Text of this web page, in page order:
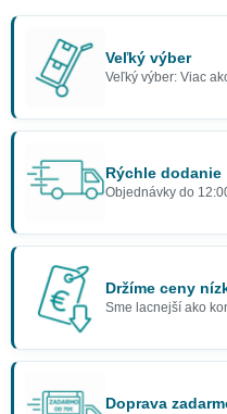
Veľký výber
Veľký výber: Viac
Rýchle dodanie
Objednávky do
Držíme ceny
Sme lacnejší ako
Doprava